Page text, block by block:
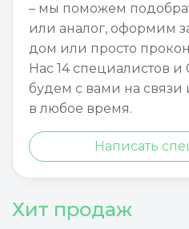
– мы поможем
или аналог, оформим
дом или просто
Нас 14 специалистов и
будем с вами на связи
в любое время.
Написать
Хит продаж